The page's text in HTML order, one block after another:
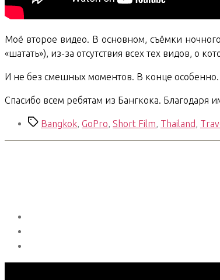
Моё второе видео. В основном, съёмки
«шатать»), из-за отсутствия всех тех видов, о
И не без смешных моментов. В конце особенно.
Спасибо всем ребятам из Бангкока. Благодаря
МеткиBangkok, GoPro, Short Film, Thailand ,